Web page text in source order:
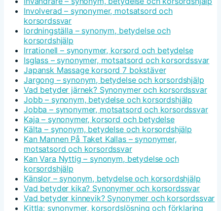
Involverad – synonymer, motsatsord och
korsordssvar
Iordningställa – synonym, betydelse och
korsordshjälp
Irrationell – synonymer, korsord och betydelse
Isglass – synonymer, motsatsord och korsordssvar
Japansk Massage korsord 7 bokstäver
Jargong – synonym, betydelse och korsordshjälp
Vad betyder järnek? Synonymer och korsordssvar
Jobb – synonym, betydelse och korsordshjälp
Jobba – synonymer, motsatsord och korsordssvar
Kaja – synonymer, korsord och betydelse
Kälta – synonym, betydelse och korsordshjälp
Kan Mannen På Taket Kallas – synonymer,
motsatsord och korsordssvar
Kan Vara Nyttig – synonym, betydelse och
korsordshjälp
Känslor – synonym, betydelse och korsordshjälp
Vad betyder kika? Synonymer och korsordssvar
Vad betyder kinnevik? Synonymer och korsordssvar
Kittla: synonymer, korsordslösning och förklaring